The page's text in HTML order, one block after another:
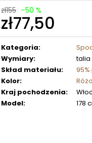
zł155 –50 %
zł77,50
Cena
jednostkowa:
Kategoria:
Wymiary:
talia
Skład materiału:
Kolor:
Kraj pochodzenia:
Model: 178